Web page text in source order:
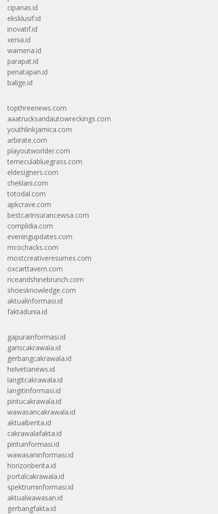
cipanas.id
eksklusif.id
inovatif.id
xenia.id
wamena.id
parapat.id
penatapan.id
balige.id
topthreenews.com
aaatrucksandautowreckings.com
youthlinkjamica.com
arbirate.com
playoutworlder.com
temeculabluegrass.com
eldesigners.com
cheklani.com
totodal.com
apkcrave.com
bestcarinsurancewsa.com
complidia.com
eveningupdates.com
mcochacks.com
mostcreativeresumes.com
oxcarttavern.com
riceandshinebrunch.com
shoesknowledge.com
aktualinformasi.id
faktadunia.id
gapurainformasi.id
gariscakrawala.id
gerbangcakrawala.id
helvetianews.id
langitcakrawala.id
langitinformasi.id
pintucakrawala.id
wawasancakrawala.id
aktualberita.id
cakrawalafakta.id
pintuinformasi.id
wawasaninformasi.id
horizonberita.id
portalcakrawala.id
spektruminformasi.id
aktualwawasan.id
gerbangfakta.id